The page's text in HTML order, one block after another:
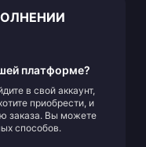
платформе?
в свой аккаунт,
приобрести, и
заказа. Вы можете
способов.